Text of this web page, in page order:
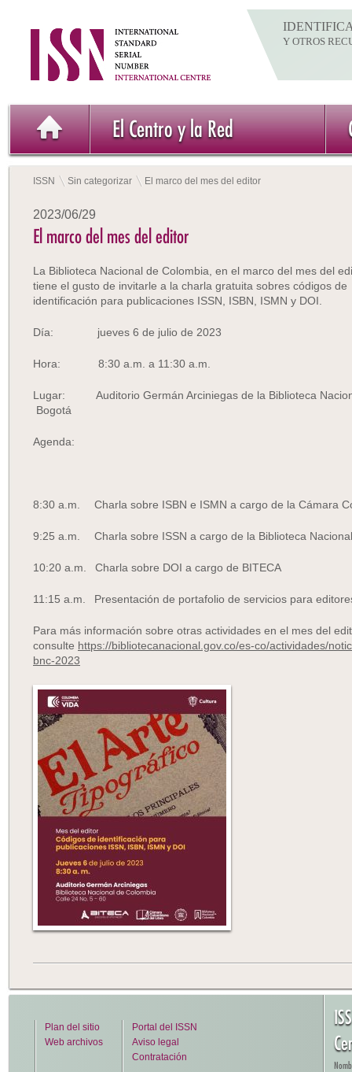
Y OTROS
El Centro y la Red
ISSN Sin categorizar El marco del mes del editor
2023/06/29
El marco del mes del editor
La Biblioteca Nacional de Colombia, en el marco del mes del
tiene el gusto de invitarle a la charla gratuita sobres códigos de
identificación para publicaciones ISSN, ISBN, ISMN y DOI.
Día: jueves 6 de julio de 2023
Hora: 8:30 a.m. a 11:30 a.m.
Lugar: Auditorio Germán Arciniegas de la Biblioteca
Bogotá
Agenda:
8:30 a.m. Charla sobre ISBN e ISMN a cargo de la Cámara
9:25 a.m. Charla sobre ISSN a cargo de la Biblioteca
10:20 a.m. Charla sobre DOI a cargo de BITECA
11:15 a.m. Presentación de portafolio de servicios para
Para más información sobre otras actividades en el mes del
consulte https://bibliotecanacional.gov.co/es-co/actividades/
bnc-2023
Plan del sitio
Web archivos
Portal del ISSN
Aviso legal
Contratación